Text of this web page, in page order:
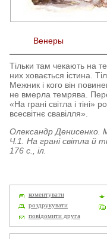
Венеры
Тільки там чекають на
них ховається істина.
Межник і кого він
не вмерла темрява.
«На грані світла і
всесвітнє свавілля».
Олександр Денисенко.
Ч.1. На грані світла й
176 с., iл.
коментувати
роздрукувати
повідомити друга